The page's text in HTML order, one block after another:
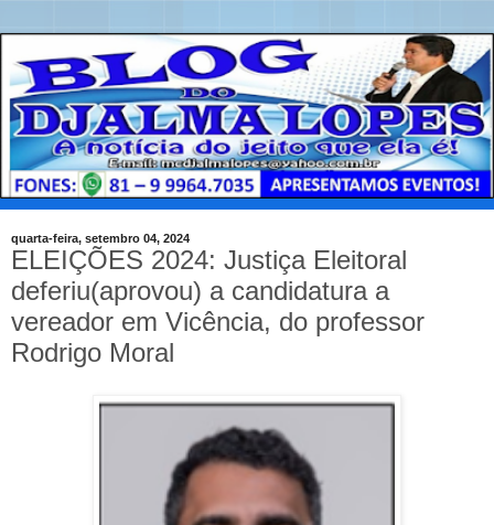
quarta-feira, setembro 04, 2024
ELEIÇÕES 2024: Justiça Eleitoral
deferiu(aprovou) a candidatura a
vereador em Vicência, do professor
Rodrigo Moral